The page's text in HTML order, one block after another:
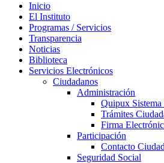
Inicio
El Instituto
Programas / Servicios
Transparencia
Noticias
Biblioteca
Servicios Electrónicos
Ciudadanos
Administración
Quipux
Trámites
Firma
Participación
Contacto
Seguridad Social